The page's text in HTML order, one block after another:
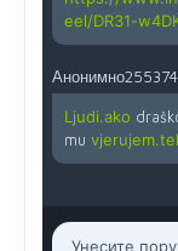
eel/DR31-
Ljudi.ako
mu